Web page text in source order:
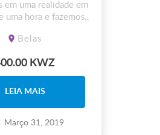
em uma realidade em
uma hora e fazemos
Belas
KWZ
LEIA MAIS
Março 31, 2019